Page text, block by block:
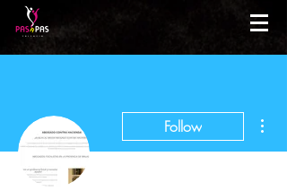
Follow